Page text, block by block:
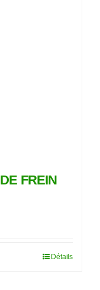
FREIN
Détails